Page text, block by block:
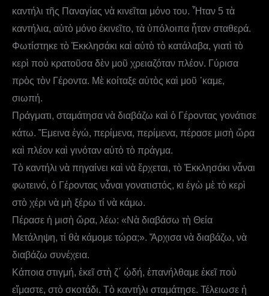
καντήλι τῆς Παναγίας νὰ κινεῖται μόνο του. Ἦταν 5 τὰ
καντήλια, αὐτὸ μόνο ἐκινεῖτο, τὰ ὑπόλοιπα ἦταν σταθερά.
Φωτίστηκε τὸ Ἐκκλησάκι καὶ αὐτὸ τὸ κατάλαβα, γιατὶ τὸ
κερὶ ποὺ κρατοῦσα δὲν μοῦ χρειαζόταν πλέον. Γύρισα
πρὸς τὸν Γέροντα. Μὲ κοίταξε αὐτὸς καὶ μοῦ ᾿καμε,
σιωπή.
Πράγματι, σταμάτησα νὰ διαβάζω καὶ ὁ Γέροντας γονάτισε
κάτω. Ἔμεινα ἐγώ, περίμενα, περίμενα, πέρασε μισὴ ὥρα
καὶ πλέον καὶ γινόταν αὐτὸ τὸ πράγμα.
Τὸ καντήλι νὰ πηγαίνει καὶ νὰ ἔρχεται, τὸ Ἐκκλησάκι νἆναι
φωτεινό, ὁ Γέροντας νἆναι γονατιστός, κι ἐγὼ μὲ τὸ κερὶ
στὸ χέρι νὰ μὴ ξέρω τί νὰ κάμω.
Πέρασε ἡ μισὴ ὥρα, λέω: «Νὰ διαβάσω τὴ Θεία
Μετάληψη, τί θὰ κάμομε τώρα;». Ἄρχισα νὰ διαβάζω, νὰ
διαβάζω συνέχεια.
Κάποια στιγμή, ἐκεῖ στὴ ζ΄ ᾠδή, ἐπανήλθαμε ἐκεῖ ποὺ
εἴμαστε, στὸ σκοτάδι. Τὸ καντήλι σταμάτησε. Τέλειωσε ἡ